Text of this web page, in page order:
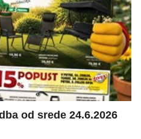
od srede 24.6.2026